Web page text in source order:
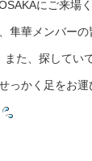
にご来場
隼華メンバー
また、探してい
っかく足をお